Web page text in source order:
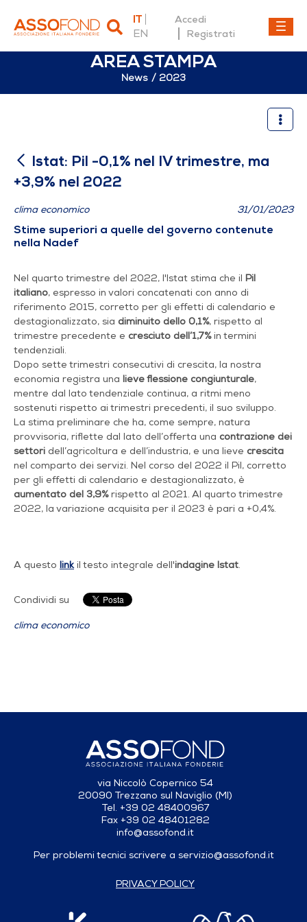
IT
EN
Accedi
Registrati
AREA STAMPA
News 2023
Istat: Pil -0,1% nel IV
Istat: Pil -0,1% nel IV trimestre, ma
+3,9% nel 2022
clima economico 31/01/2023
Stime superiori a quelle del governo contenute
nella Nadef
Nel quarto trimestre del 2022, l'Istat stima che il Pil
italiano, espresso in valori concatenati con anno di
riferimento 2015, corretto per gli effetti di calendario e
destagionalizzato, sia diminuito dello 0,1%, rispetto al
trimestre precedente e cresciuto dell’1,7%in termini
tendenziali.
Dopo sette trimestri consecutivi di crescita, la nostra
economia registra una lieve flessione congiunturale,
mentre dal lato tendenziale continua, a ritmi meno
sostenuti rispetto ai trimestri precedenti, il suo sviluppo.
La stima preliminare che ha, come sempre, natura
provvisoria, riflette dal lato dell’offerta una contrazione dei
settori dell’agricoltura e dell’industria, e una lieve crescita
nel comparto dei servizi. Nel corso del 2022 il Pil, corretto
per gli effetti di calendario e destagionalizzato, è
aumentato del 3,9%rispetto al 2021. Al quarto trimestre
2022, la variazione acquisita per il 2023 è pari a +0,4%.
A questo linkil testo integrale dell'indagine Istat.
Condividi su
clima economico
via Niccolò Copernico 54
20090 Trezzano sul Naviglio (MI)
Tel. +39 02 48400967
Fax +39 02 48401282
info@assofond.it
Per problemi tecnici scrivere a servizio@assofond.it
PRIVACY POLICY